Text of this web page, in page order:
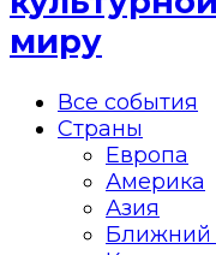
миру
Все события
Страны
Европа
Америка
Азия
Ближний